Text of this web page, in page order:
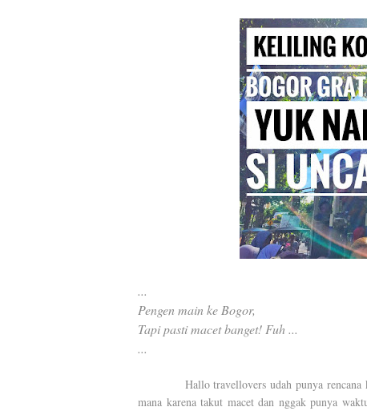
...
Pengen main ke Bogor,
Tapi pasti macet banget! Fuh ...
...
Hallo travellovers udah punya rencana
mana karena takut macet dan nggak punya